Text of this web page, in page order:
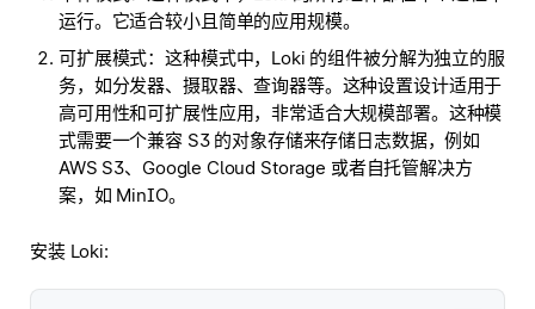
运行。它适合较小且简单的应用规模。
可扩展模式：这种模式中，Loki 的组件被分解为独立的服
务，如分发器、摄取器、查询器等。这种设置设计适用于
高可用性和可扩展性应用，非常适合大规模部署。这种模
式需要一个兼容 S3 的对象存储来存储日志数据，例如
AWS S3、Google Cloud Storage 或者自托管解决方
案，如 MinIO。
安装 Loki: